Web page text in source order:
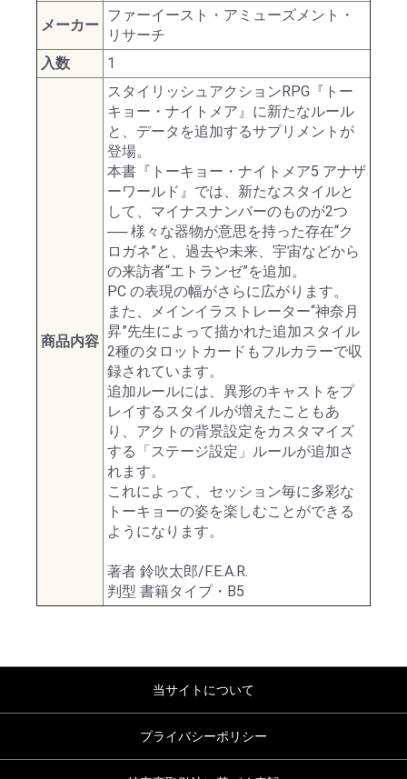
メーカー
ファーイースト・アミューズメント・
リサーチ
入数
1
商品内容
スタイリッシュアクションRPG『トー
キョー・ナイトメア』に新たなルール
と、データを追加するサプリメントが
登場。
本書『トーキョー・ナイトメア5 アナザ
ーワールド』では、新たなスタイルと
して、マイナスナンバーのものが2つ
── 様々な器物が意思を持った存在“ク
ロガネ”と、過去や未来、宇宙などから
の来訪者“エトランゼ”を追加。
PC の表現の幅がさらに広がります。
また、メインイラストレーター“神奈月
昇”先生によって描かれた追加スタイル
2種のタロットカードもフルカラーで収
録されています。
追加ルールには、異形のキャストをプ
レイするスタイルが増えたこともあ
り、アクトの背景設定をカスタマイズ
する「ステージ設定」ルールが追加さ
れます。
これによって、セッション毎に多彩な
トーキョーの姿を楽しむことができる
ようになります。
著者 鈴吹太郎/F.E.A.R.
判型 書籍タイプ・B5
当サイトについて
プライバシーポリシー